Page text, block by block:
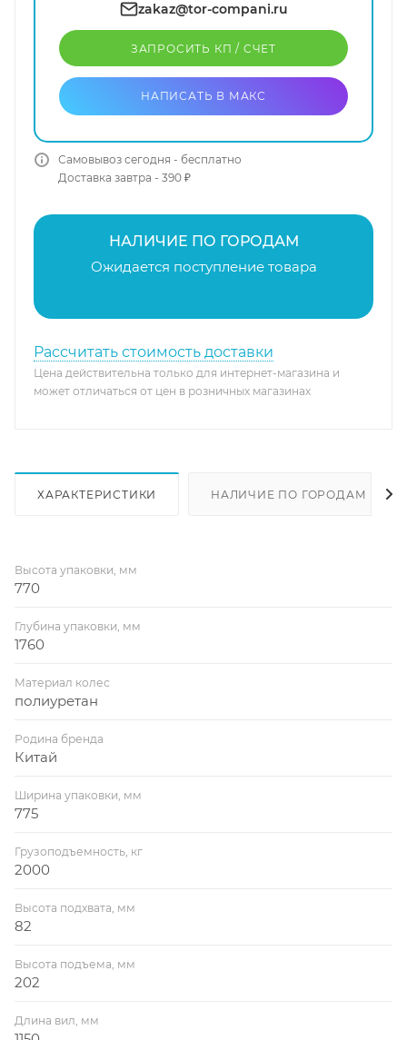
zakaz@tor-compani.ru
ЗАПРОСИТЬ КП / CЧЕТ
НАПИСАТЬ В МАКС
Самовывоз сегодня - бесплатно
Доставка завтра - 390 ₽
НАЛИЧИЕ ПО ГОРОДАМ
Ожидается поступление товара
Рассчитать стоимость доставки
Цена действительна только для интернет-магазина и
может отличаться от цен в розничных магазинах
ХАРАКТЕРИСТИКИ НАЛИЧИЕ ПО ГОРОДАМ
Высота упаковки, мм
770
Глубина упаковки, мм
1760
Материал колес
полиуретан
Родина бренда
Китай
Ширина упаковки, мм
775
Грузоподъемность, кг
2000
Высота подхвата, мм
82
Высота подъема, мм
202
Длина вил, мм